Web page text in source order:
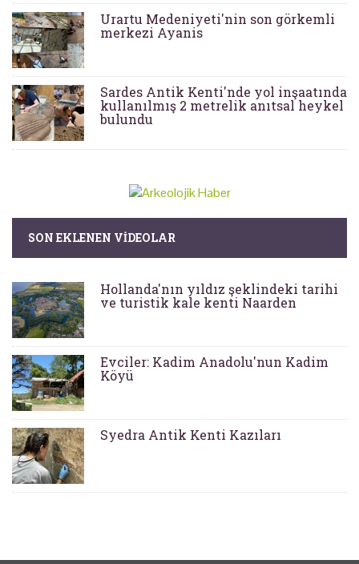
Urartu Medeniyeti'nin son görkemli
merkezi Ayanis
Sardes Antik Kenti'nde yol inşaatında
kullanılmış 2 metrelik anıtsal heykel
bulundu
SON EKLENEN VIDEOLAR
Hollanda'nın yıldız şeklindeki tarihi
ve turistik kale kenti Naarden
Evciler: Kadim Anadolu'nun Kadim
Köyü
Syedra Antik Kenti Kazıları